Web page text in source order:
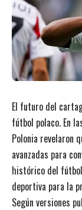
El futuro del
fútbol polaco. En
Polonia revelaron
avanzadas para
histórico del
deportiva para la
Según versiones